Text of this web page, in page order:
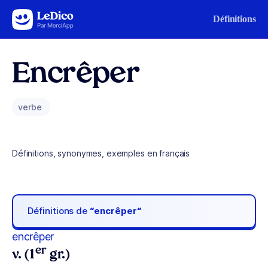
Aller au contenu Définitions
Encrêper
verbe
Définitions, synonymes, exemples en français
Définitions de “encrêper“
encrêper
v. (1er gr.)